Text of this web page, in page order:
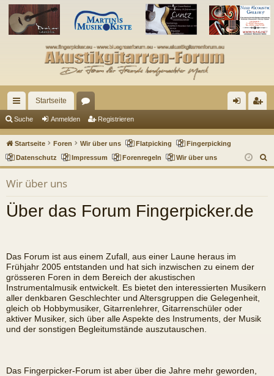
ch
ne
llz
Startseite
en m ist
rie
Suche Anmelden Registrieren
Startseite Foren Wir über uns Flatpicking
Fingerpicking
Datenschutz
Impressum Forenregeln Wir über uns
u
Wir über uns
Über das Forum Fingerpicker.de
Das Forum ist aus einem Zufall, aus einer Laune heraus im
Frühjahr 2005 entstanden und hat sich inzwischen zu einem der
grösseren Foren in dem Bereich der akustischen
Instrumentalmusik entwickelt. Es bietet den interessierten Musikern
aller denkbaren Geschlechter und Altersgruppen die Gelegenheit,
gleich ob Hobbymusiker, Gitarrenlehrer, Gitarrenschüler oder
aktiver Musiker, sich über alle Aspekte des Instruments, der Musik
und der sonstigen Begleitumstände auszutauschen.
Das Fingerpicker-Forum ist aber über die Jahre mehr geworden,